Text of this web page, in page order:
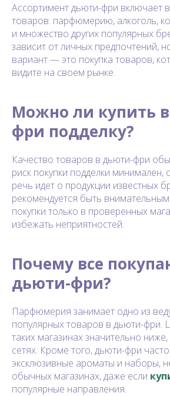
Ассортимент дьюти-фри включает
товаров: парфюмерию, алкоголь,
и множество других популярных
зависит от личных предпочтений,
вариант — это покупка товаров,
видите на своем рынке.
Можно ли купить
фри подделку?
Качество товаров в дьюти-фри
риск покупки подделки минимален,
речь идет о продукции известных
рекомендуется быть
покупки только в проверенных
избежать неприятностей.
Почему все
дьюти-фри?
Парфюмерия занимает одно из
популярных товаров в дьюти-фри.
таких магазинах значительно
сетях. Кроме того, дьюти-фри
эксклюзивные ароматы и наборы,
обычных магазинах, даже если
популярные направления.